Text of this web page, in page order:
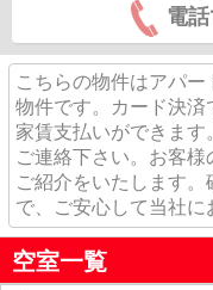
電
こちらの物件はアパ
物件です。カード決
家賃支払いができま
ご連絡下さい。お客
ご紹介をいたします
で、ご安心して当社に
空室一覧